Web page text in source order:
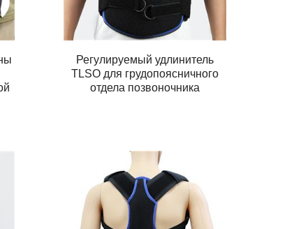
Регулируемый удлинитель
TLSO для грудопоясничного
отдела позвоночника